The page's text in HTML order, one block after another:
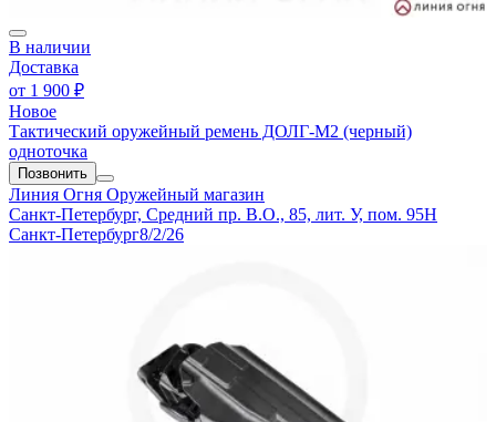
В наличии
Доставка
от 1 900 ₽
Новое
Тактический оружейный ремень ДОЛГ-М2 (черный)
одноточка
Позвонить
Линия Огня Оружейный магазин
Санкт-Петербург, Средний пр. В.О., 85, лит. У, пом. 95Н
Санкт-Петербург8/2/26